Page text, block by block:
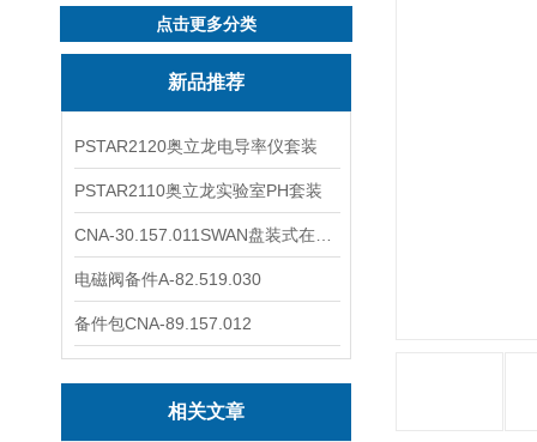
点击更多分类
新品推荐
PSTAR2120奥立龙电导率仪套装
PSTAR2110奥立龙实验室PH套装
电磁阀备件A-82.519.030
备件包CNA-89.157.012
相关文章